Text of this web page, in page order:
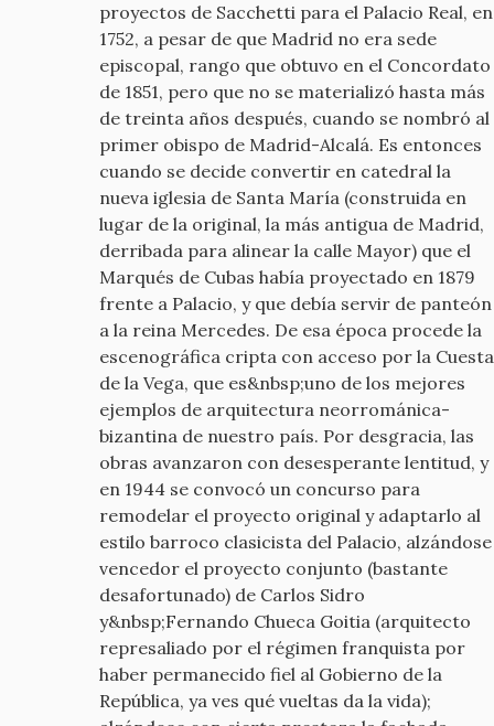
proyectos de Sacchetti para el Palacio Real, en
1752, a pesar de que Madrid no era sede
episcopal, rango que obtuvo en el Concordato
de 1851, pero que no se materializó hasta más
de treinta años después, cuando se nombró al
primer obispo de Madrid-Alcalá. Es entonces
cuando se decide convertir en catedral la
nueva iglesia de Santa María (construida en
lugar de la original, la más antigua de Madrid,
derribada para alinear la calle Mayor) que el
Marqués de Cubas había proyectado en 1879
frente a Palacio, y que debía servir de panteón
a la reina Mercedes. De esa época procede la
escenográfica cripta con acceso por la Cuesta
de la Vega, que es&nbsp;uno de los mejores
ejemplos de arquitectura neorrománica-
bizantina de nuestro país. Por desgracia, las
obras avanzaron con desesperante lentitud, y
en 1944 se convocó un concurso para
remodelar el proyecto original y adaptarlo al
estilo barroco clasicista del Palacio, alzándose
vencedor el proyecto conjunto (bastante
desafortunado) de Carlos Sidro
y&nbsp;Fernando Chueca Goitia (arquitecto
represaliado por el régimen franquista por
haber permanecido fiel al Gobierno de la
República, ya ves qué vueltas da la vida);